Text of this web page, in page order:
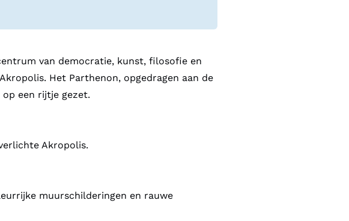
van democratie, kunst, filosofie en
Het Parthenon, opgedragen aan de
op een rijtje gezet.
Akropolis.
muurschilderingen en rauwe